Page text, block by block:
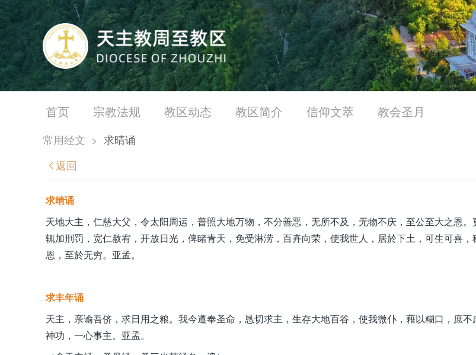
首页 宗教法规 教区动态 教区简介 信仰文萃 教会圣月
常用经文 > 求晴诵
返回
求晴诵
天地大主，仁慈大父，令太阳周运，普照大地万物，不分善恶，无所不及，无物不庆，至公至大之恩。
辄加刑罚，宽仁赦宥，开放日光，俾睹青天，免受淋涝，百卉向荣，使我世人，居於下土，可生可喜，
恩，至於无穷。亚孟。
求丰年诵
天主，亲谕吾侪，求日用之粮。我今遵奉圣命，恳切求主，生存大地百谷，使我微仆，藉以糊口，庶
神功，一心事主。亚孟。